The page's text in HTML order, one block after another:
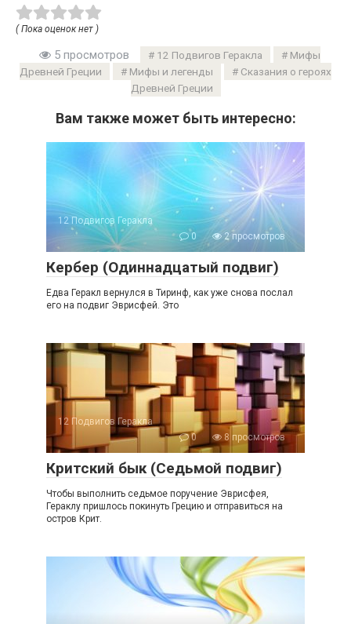
( Пока оценок нет )
5 просмотров 12 Подвигов Геракла
Мифы
Древней Греции
Мифы и легенды
Сказания о героях
Древней Греции
Вам также может быть интересно:
12 Подвигов Геракла
0
2 просмотров
Кербер (Одиннадцатый подвиг)
Едва Геракл вернулся в Тиринф, как уже снова послал
его на подвиг Эврисфей. Это
12 Подвигов Геракла
0
8 просмотров
Критский бык (Седьмой подвиг)
Чтобы выполнить седьмое поручение Эврисфея,
Гераклу пришлось покинуть Грецию и отправиться на
остров Крит.